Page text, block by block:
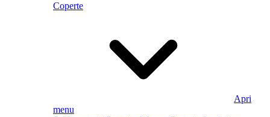
Coperte
Apri
menu